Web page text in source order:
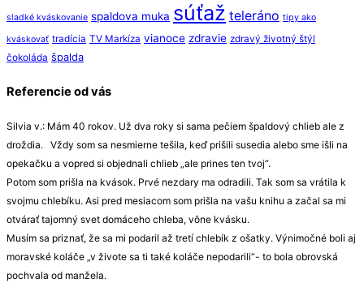
sladké kváskovanie spaldova muka súťaž teleráno tipy ako
kváskovať tradícia TV Markíza vianoce zdravie zdravý životný štýl
čokoláda špalda
Referencie od vás
Silvia v.: Mám 40 rokov. Už dva roky si sama pečiem špaldový chlieb ale z
droždia. Vždy som sa nesmierne tešila, keď prišili susedia alebo sme išli na
opekačku a vopred si objednali chlieb „ale prines ten tvoj“.
Potom som prišla na kvások. Prvé nezdary ma odradili. Tak som sa vrátila k
svojmu chlebíku. Asi pred mesiacom som prišla na vašu knihu a začal sa mi
otvárať tajomný svet domáceho chleba, vône kvásku.
Musím sa priznať, že sa mi podaril až tretí chlebík z ošatky. Výnimočné boli aj
moravské koláče „v živote sa ti také koláče nepodarili“- to bola obrovská
pochvala od manžela.